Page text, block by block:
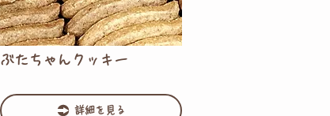
ぶたちゃんクッキー
詳細を見る